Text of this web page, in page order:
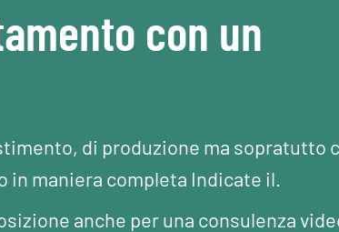
con un
di produzione ma sopratutto
maniera completa Indicate il.
anche per una consulenza